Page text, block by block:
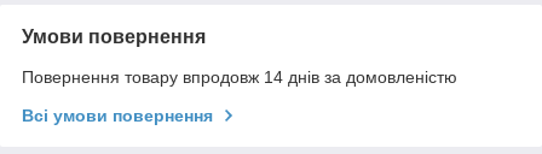
Умови повернення
Повернення товару впродовж 14 днів за домовленістю
Всі умови повернення